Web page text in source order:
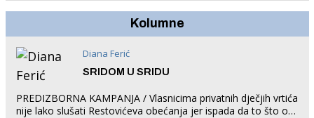
Kolumne
Diana Ferić
SRIDOM U SRIDU
PREDIZBORNA KAMPANJA / Vlasnicima privatnih dječjih vrtića
nije lako slušati Restovićeva obećanja jer ispada da to što oni